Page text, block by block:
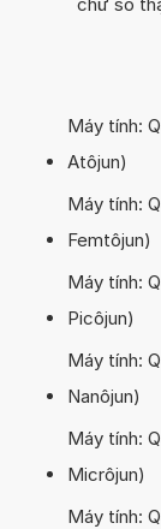
Máy tính:
Atôjun)
Máy tính:
Femtôjun)
Máy tính:
Picôjun)
Máy tính:
Nanôjun)
Máy tính:
Micrôjun)
Máy tính: